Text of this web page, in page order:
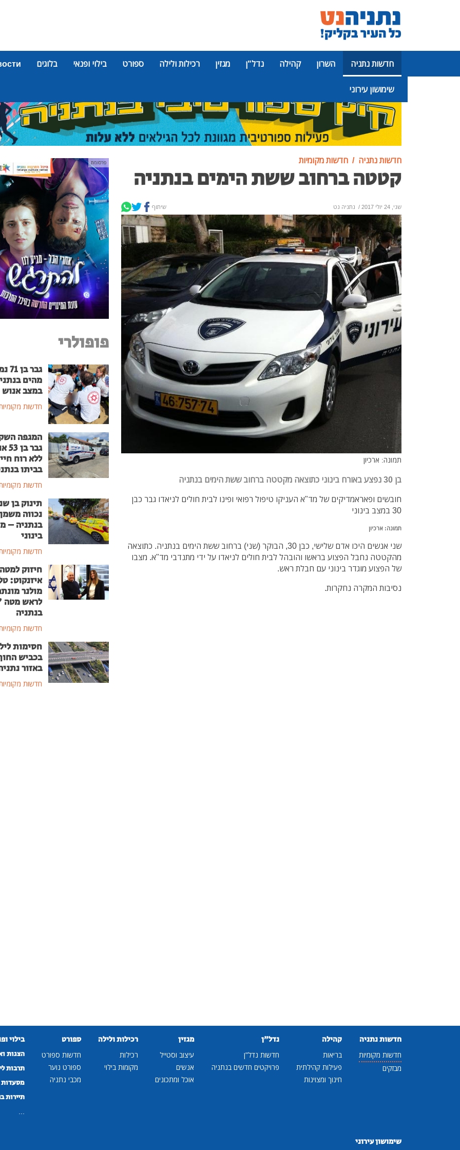
חדשות נתניה השרון קהילה נדל"ן מגזין רכילות ולילה ספורט בילוי ופנאי בלוגים
שימושון עירוני
פרסומת
חדשות נתניה חדשות מקומיות
קטטה ברחוב ששת הימים בנתניה
שני, 24 יולי 2017 / נתניה נט שיתוף
תמונה: ארכיון
בן 30 נפצע באורח בינוני כתוצאה מקטטה ברחוב ששת הימים בנתניה
חובשים ופאראמדיקים של מד"א העניקו טיפול רפואי ופינו לבית חולים לניאדו גבר כבן
30 במצב בינוני
תמונה: ארכיון
שני אנשים היכו אדם שלישי, כבן 30, הבוקר (שני) ברחוב ששת הימים בנתניה. כתוצאה
מהקטטה נחבל הפצוע בראשו והובהל לבית חולים לניאדו על ידי מתנדבי מד"א. מצבו
של הפצוע מוגדר בינוני עם חבלת ראש.
נסיבות המקרה נחקרות.
פרסומת
פופולרי
גבר
מהים
במצב אנוש
חדשות
המגפה
גבר
ללא רוח
בביתו
חדשות
תינוק בן
נכווה
בנתניה –
בינוני
חדשות
חיזוק למטה
איזנקוט:
מולנר
לראש
בנתניה
חדשות
חסימות
בכביש
באזור
חדשות
חדשות נתניה
חדשות מקומיות
מבזקים
קהילה
בריאות
פעילות קהילתית
חינוך ומצוינות
נדל"ן
חדשות נדל"ן
פרויקטים חדשים בנתניה
מגזין
עיצוב וסטייל
אנשים
אוכל ומתכונים
רכילות ולילה
רכילות
מקומות בילוי
ספורט
חדשות ספורט
ספורט נוער
מכבי נתניה
בילוי
הצגות
תרבות
מסעדות
תיירות
שימושון עירוני